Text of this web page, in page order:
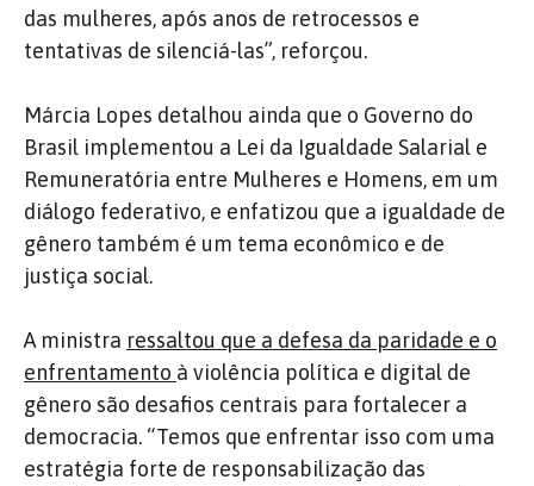
das mulheres, após anos de retrocessos e
tentativas de silenciá-las”, reforçou.
Márcia Lopes detalhou ainda que o Governo do
Brasil implementou a Lei da Igualdade Salarial e
Remuneratória entre Mulheres e Homens, em um
diálogo federativo, e enfatizou que a igualdade de
gênero também é um tema econômico e de
justiça social.
A ministra ressaltou que a defesa da paridade e o
enfrentamento à violência política e digital de
gênero são desafios centrais para fortalecer a
democracia. “Temos que enfrentar isso com uma
estratégia forte de responsabilização das